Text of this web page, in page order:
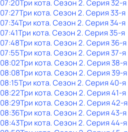
07:20Три кота. Сезон 2. Серия 32-я
07:27Три кота. Сезон 2. Серия 33-я
07:34Три кота. Сезон 2. Серия 34-я
07:41Три кота. Сезон 2. Серия 35-я
07:48Три кота. Сезон 2. Серия 36-я
07:55Три кота. Сезон 2. Серия 37-я
08:02Три кота. Сезон 2. Серия 38-я
08:08Три кота. Сезон 2. Серия 39-я
08:15Три кота. Сезон 2. Серия 40-я
08:22Три кота. Сезон 2. Серия 41-я
08:29Три кота. Сезон 2. Серия 42-я
08:36Три кота. Сезон 2. Серия 43-я
08:43Три кота. Сезон 2. Серия 44-я